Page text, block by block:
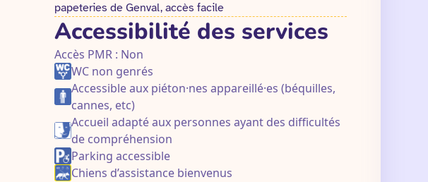
papeteries de Genval, accès facile
Accessibilité des services
Accès PMR : Non
WC non genrés
Accessible aux piéton·nes appareillé·es (béquilles,
cannes, etc)
Accueil adapté aux personnes ayant des difficultés
de compréhension
Parking accessible
Chiens d’assistance bienvenus